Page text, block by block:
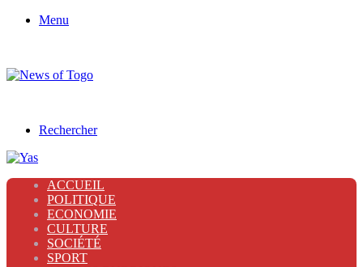
Menu
Rechercher
ACCUEIL
POLITIQUE
ECONOMIE
CULTURE
SOCIÉTÉ
SPORT